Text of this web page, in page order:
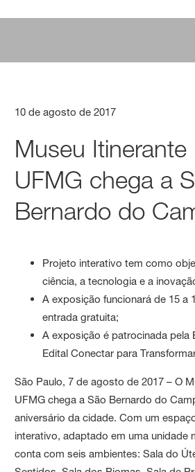
10 de agosto de 2017
Museu Itinerante
UFMG chega a
Bernardo do
Projeto interativo tem como
ciência, a tecnologia e a
A exposição funcionará de 15 a
entrada gratuita;
A exposição é patrocinada pela
Edital Conectar para
São Paulo, 7 de agosto de 2017 – O
UFMG chega a São Bernardo do
aniversário da cidade. Com um
interativo, adaptado em uma unidade
conta com seis ambientes: Sala do